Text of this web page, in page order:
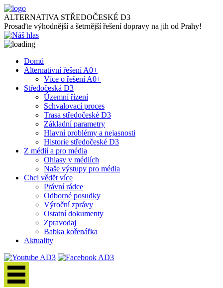
ALTERNATIVA STŘEDOČESKÉ D3
Prosaďte výhodnější a šetrnější řešení dopravy na jih od Prahy!
Domů
Alternativní řešení A0+
Více o řešení A0+
Středočeská D3
Územní řízení
Schvalovací proces
Trasa středočeské D3
Základní parametry
Hlavní problémy a nejasnosti
Historie středočeské D3
Z médií a pro média
Ohlasy v médiích
Naše výstupy pro média
Chci vědět více
Právní rádce
Odborné posudky
Výroční zprávy
Ostatní dokumenty
Zpravodaj
Babka kořenářka
Aktuality